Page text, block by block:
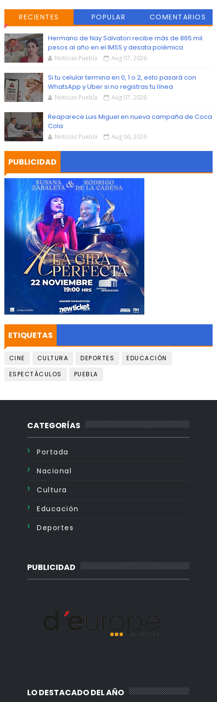
RECIENTES POPULAR COMENTARIOS
Hermano de Nay Salvatori recibe más de 865 mil
pesos al año en el IMSS y desata polémica
Noticias Puebla Aug 07, 2026
Si tu celular termina en 0, 1 o 2, esto pasará con
WhatsApp y Uber si no registras tu línea
Noticias Puebla Aug 07, 2026
Reaparece Luis Miguel en nueva campaña de Coca
Cola
Noticias Puebla Aug 06, 2026
PUBLICIDAD
ETIQUETAS
CINE CULTURA DEPORTES
EDUCACIÓN
ESPECTÁCULOS
PUEBLA
CATEGORÍAS
Portada
Nacional
Cultura
Educación
Deportes
PUBLICIDAD
LO DESTACADO DEL AÑO